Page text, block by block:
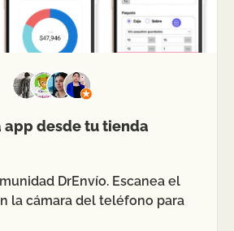
app desde tu tienda
DrEnvío. Escanea el
la cámara del teléfono para